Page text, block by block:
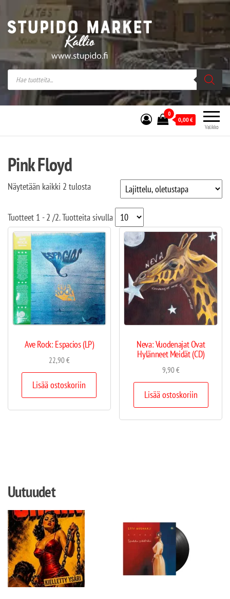
Stupido Market – verkossa ja kivijalassa
Stupido Market on vaihtoehtomusaan
erikoistunut verkko- sekä
kivijalkakauppa Helsingissä Kallion
sydämessä.
Valikko
0
0,00€
Pink Floyd
Näytetään kaikki 2 tulosta
Tuotteet 1 - 2 /2. Tuotteita sivulla
Ave Rock: Espacios (LP)
22,90€
Lisää ostoskoriin
Neva: Vuodenajat Ovat
Hylänneet Meidät (CD)
9,90€
Lisää ostoskoriin
Uutuudet